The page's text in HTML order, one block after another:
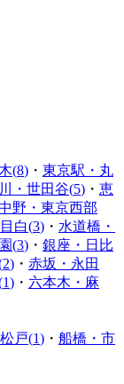
(8) ・ 東京駅・丸
・世田谷(5) ・ 恵
野・東京西部
白(3) ・ 水道橋・
(3) ・ 銀座・日比
2) ・ 赤坂・永田
1) ・ 六本木・麻
戸(1) ・ 船橋・市